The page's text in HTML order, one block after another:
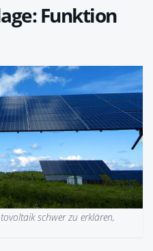
Funktion
schwer zu erklären,